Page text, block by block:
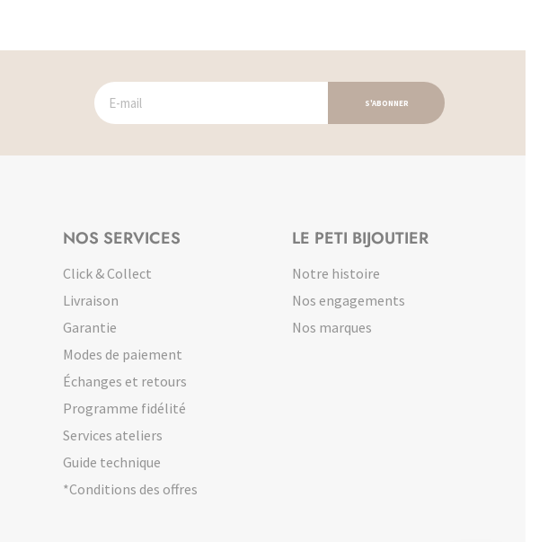
S'ABONNER
NOS SERVICES
Click & Collect
Livraison
Garantie
Modes de paiement
Échanges et retours
Programme fidélité
Services ateliers
Guide technique
*Conditions des offres
LE PETI BIJOUTIER
Notre histoire
Nos engagements
Nos marques